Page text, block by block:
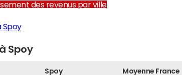
des revenus par ville
Spoy
Spoy
Spoy Moyenne France